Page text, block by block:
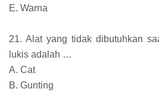
E. Warna
21. Alat yang tidak dibutuhkan
lukis adalah …
A. Cat
B. Gunting